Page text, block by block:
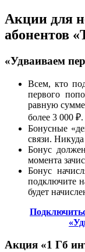
Акции для
абонентов
«Удваиваем
Всем, кто
первого
равную
более 3 000 ₽.
Бонусные
связи.
Бонус
момента
Бонус
подключите
будет
Акция «1 Гб